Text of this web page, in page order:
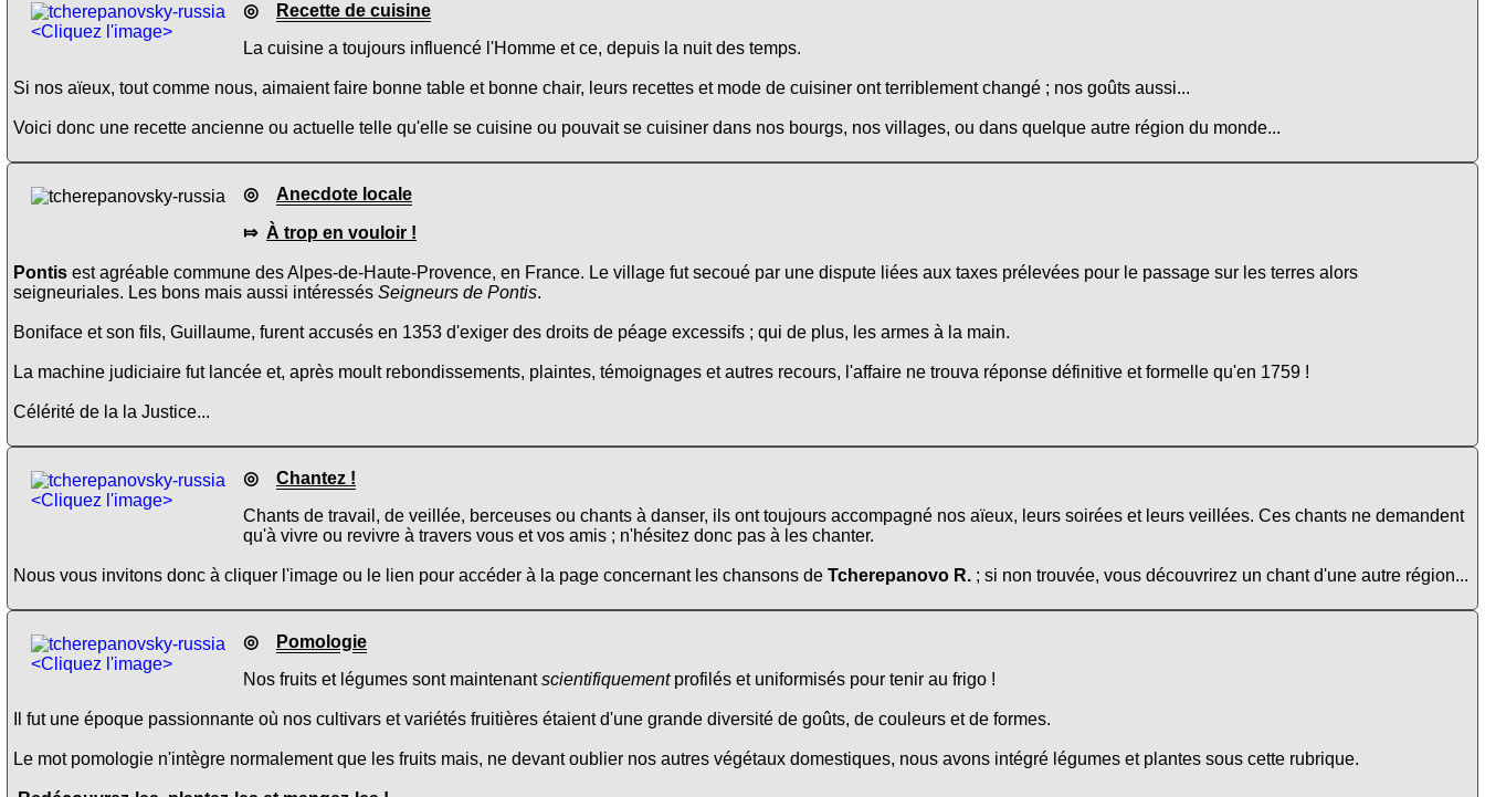
<Cliquez l'image>
◎
Recette de cuisine
La cuisine a toujours influencé l'Homme et ce, depuis la nuit des temps.
Si nos aïeux, tout comme nous, aimaient faire bonne table et bonne chair, leurs recettes et mode de cuisiner ont terriblement changé ; nos goûts aussi...
Voici donc une recette ancienne ou actuelle telle qu'elle se cuisine ou pouvait se cuisiner dans nos bourgs, nos villages, ou dans quelque autre région du monde...
◎ Anecdote locale
⤇ À trop en vouloir !
Pontis est agréable commune des Alpes-de-Haute-Provence, en France. Le village fut secoué par une dispute liées aux taxes prélevées pour le passage sur les terres alors
seigneuriales. Les bons mais aussi intéressés Seigneurs de Pontis.
Boniface et son fils, Guillaume, furent accusés en 1353 d'exiger des droits de péage excessifs ; qui de plus, les armes à la main.
La machine judiciaire fut lancée et, après moult rebondissements, plaintes, témoignages et autres recours, l'affaire ne trouva réponse définitive et formelle qu'en 1759 !
Célérité de la la Justice...
<Cliquez l'image>
◎ Chantez !
Chants de travail, de veillée, berceuses ou chants à danser, ils ont toujours accompagné nos aïeux, leurs soirées et leurs veillées. Ces chants ne demandent
qu'à vivre ou revivre à travers vous et vos amis ; n'hésitez donc pas à les chanter.
Nous vous invitons donc à cliquer l'image ou le lien pour accéder à la page concernant les chansons de Tcherepanovo R. ; si non trouvée, vous découvrirez un chant d'une autre région...
<Cliquez l'image>
◎
Pomologie
Nos fruits et légumes sont maintenantscientifiquementprofilés et uniformisés pour tenir au frigo !
Il fut une époque passionnante où nos cultivars et variétés fruitières étaient d'une grande diversité de goûts, de couleurs et de formes.
Le mot pomologie n'intègre normalement que les fruits mais, ne devant oublier nos autres végétaux domestiques, nous avons intégré légumes et plantes sous cette rubrique.